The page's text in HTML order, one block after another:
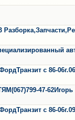
с 86-
47-62Игорь
с 86-